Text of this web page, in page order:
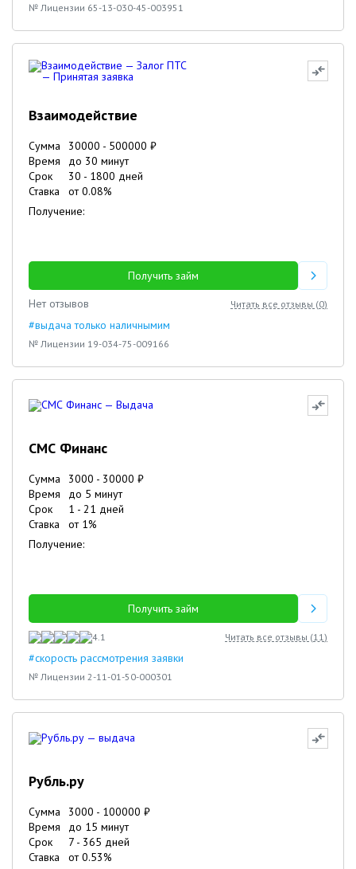
№ Лицензии 65-13-030-45-003951
Взаимодействие
Сумма 30000 - 500000 ₽
Время
до 30 минут
Срок
30 - 1800 дней
Ставка
от0.08%
Получение:
Получить займ
Нет отзывов
Читать все отзывы (0)
#выдача только наличнымим
№ Лицензии 19-034-75-009166
СМС Финанс
Сумма 3000 - 30000 ₽
Время
до 5 минут
Срок
1 - 21 дней
Ставка
от 1%
Получение:
Получить займ
4.1 Читать все отзывы (11)
#скорость рассмотрения заявки
№ Лицензии 2-11-01-50-000301
Рубль.ру
Сумма 3000 - 100000 ₽
Время
до 15 минут
Срок
7 - 365 дней
Ставка
от0.53%